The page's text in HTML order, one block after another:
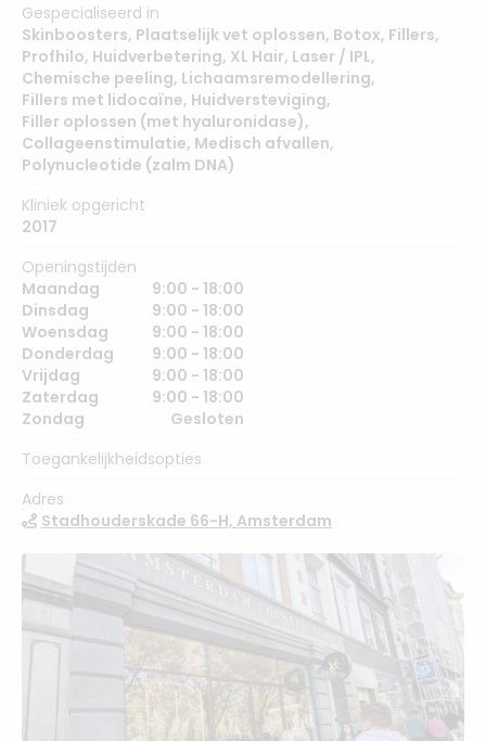
Gespecialiseerd in
Skinboosters, Plaatselijk vet oplossen, Botox, Fillers,
Profhilo, Huidverbetering, XL Hair, Laser / IPL,
Chemische peeling, Lichaamsremodellering,
Fillers met lidocaïne, Huidversteviging,
Filler oplossen (met hyaluronidase),
Collageenstimulatie, Medisch afvallen,
Polynucleotide (zalm DNA)
Kliniek opgericht
2017
Openingstijden
Maandag
9:00 - 18:00
Dinsdag
9:00 - 18:00
Woensdag
9:00 - 18:00
Donderdag
9:00 - 18:00
Vrijdag
9:00 - 18:00
Zaterdag
9:00 - 18:00
Zondag
Gesloten
Toegankelijkheidsopties
Adres
Stadhouderskade 66-H, Amsterdam